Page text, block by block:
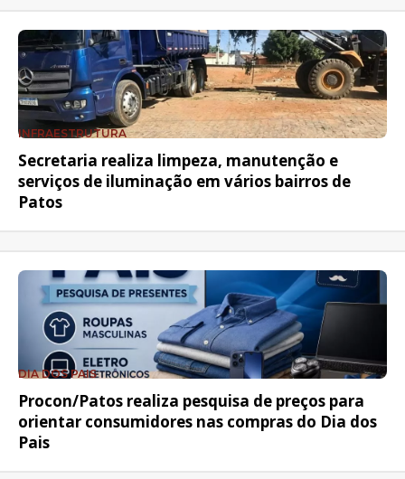
INFRAESTRUTURA
Secretaria realiza limpeza, manutenção e
serviços de iluminação em vários bairros de
Patos
DIA DOS PAIS
Procon/Patos realiza pesquisa de preços para
orientar consumidores nas compras do Dia dos
Pais